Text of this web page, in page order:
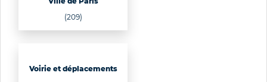
(209)
Voirie et déplacements